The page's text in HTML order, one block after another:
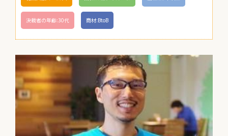
決裁者の年齢:30代 商材:BtoB